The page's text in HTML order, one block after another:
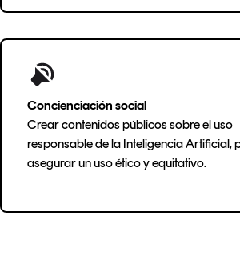
Concienciación social
Crear contenidos públicos sobre el uso
responsable de la Inteligencia Artificial,
asegurar un uso ético y equitativo.